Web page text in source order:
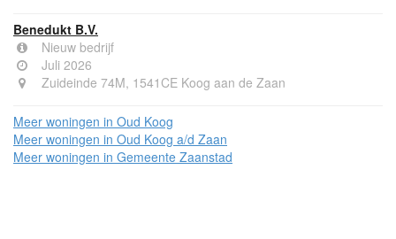
Benedukt B.V.
Nieuw bedrijf
Juli 2026
Zuideinde 74M, 1541CE Koog aan de Zaan
Meer woningen in Oud Koog
Meer woningen in Oud Koog a/d Zaan
Meer woningen in Gemeente Zaanstad